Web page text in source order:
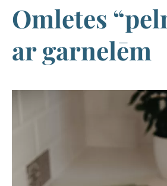
Omletes
ar garnelēm